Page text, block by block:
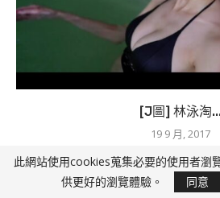
[J圖] 林泳淘
19 9 月, 2017
此網站使用cookies蒐集必要的使用者瀏
供更好的瀏覽體驗。
同意